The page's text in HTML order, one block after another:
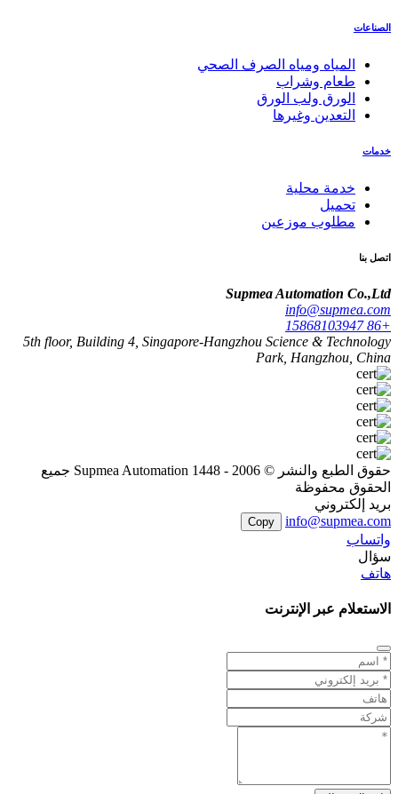
الصناعات
المياه ومياه الصرف الصحي
طعام وشراب
الورق ولب الورق
التعدين وغيرها
خدمات
خدمة محلية
تحميل
مطلوب موزعين
اتصل بنا
Supmea Automation Co.,Ltd
info@supmea.com
+86 15868103947
5th floor, Building 4, Singapore-Hangzhou Science & Technology
Park, Hangzhou, China
حقوق الطبع والنشر © 2006 - 1448 Supmea Automation جميع
الحقوق محفوظة
بريد إلكتروني
info@supmea.com
Copy
واتساب
سؤال
هاتف
الاستعلام عبر الإنترنت